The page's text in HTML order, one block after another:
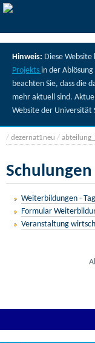
Hinweis: Diese
Projekts in der
beachten Sie, dass die
mehr aktuell sind.
Website der Universität
/ dezernat1neu /
Schulungen
Weiterbildungen -
Formular
Veranstaltung